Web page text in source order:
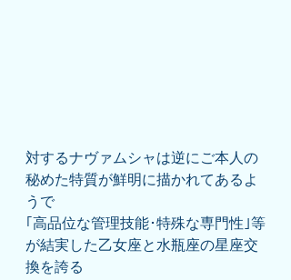
対するナヴァムシャは逆にご本人の
秘めた特質が鮮明に描かれてあるよ
うで
｢高品位な管理技能･特殊な専門性｣等
が結実した乙女座と水瓶座の星座交
換を誇る